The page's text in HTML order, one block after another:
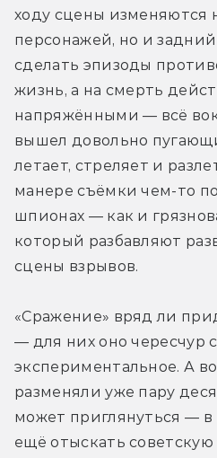
ходу сцены изменяются
персонажей, но и
сделать эпизоды
жизнь, а на смерть
напряжёнными — всё
вышел довольно
летает, стреляет и
манере съёмки чем-то
шпионах — как и
который разбавляют
сцены взрывов.
«Сражение» вряд ли
— для них оно чересчур
экспериментальное. А
разменяли уже пару
может приглянуться — в
ещё отыскать